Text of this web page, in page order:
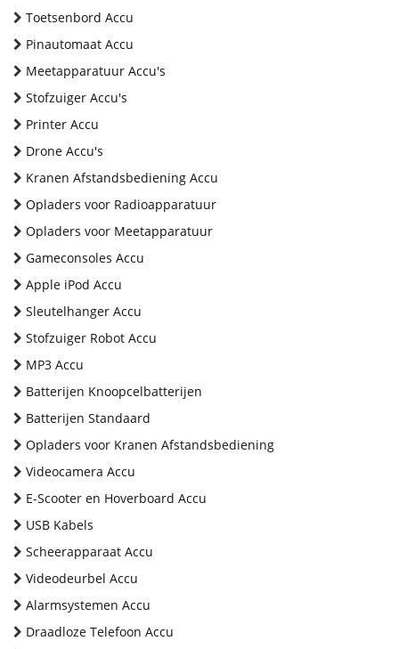
Toetsenbord Accu
Pinautomaat Accu
Meetapparatuur Accu's
Stofzuiger Accu's
Printer Accu
Drone Accu's
Kranen Afstandsbediening Accu
Opladers voor Radioapparatuur
Opladers voor Meetapparatuur
Gameconsoles Accu
Apple iPod Accu
Sleutelhanger Accu
Stofzuiger Robot Accu
MP3 Accu
Batterijen Knoopcelbatterijen
Batterijen Standaard
Opladers voor Kranen Afstandsbediening
Videocamera Accu
E-Scooter en Hoverboard Accu
USB Kabels
Scheerapparaat Accu
Videodeurbel Accu
Alarmsystemen Accu
Draadloze Telefoon Accu